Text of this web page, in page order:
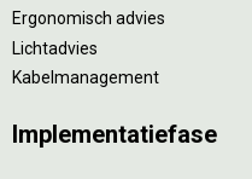
Ergonomisch advies
Lichtadvies
Kabelmanagement
Implementatiefase